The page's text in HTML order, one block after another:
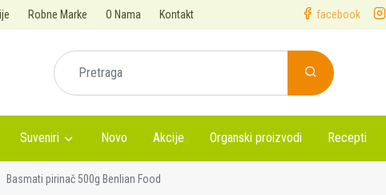
Robne Marke O Nama Kontakt facebook
Suveniri Novo Akcije Organski proizvodi Recepti
Basmati pirinač 500g Benlian Food